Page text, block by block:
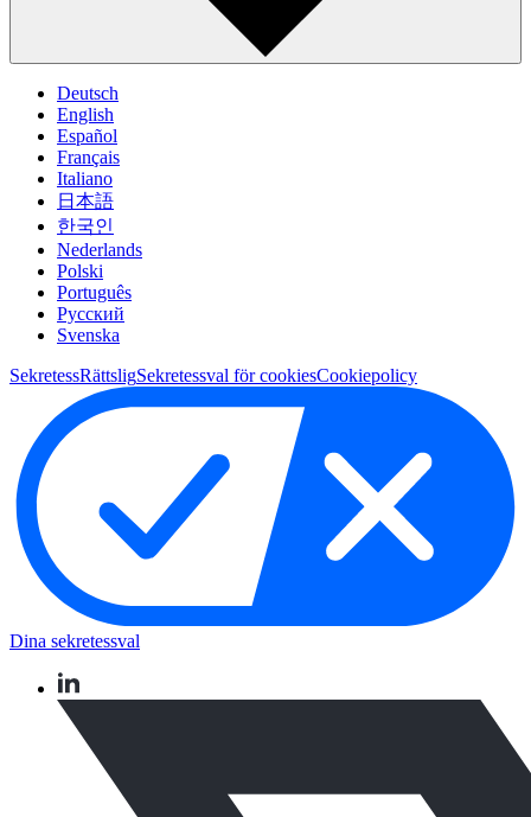
Deutsch
English
Español
Français
Italiano
日本語
한국인
Nederlands
Polski
Português
Pусский
Svenska
SekretessRättsligSekretessval för cookiesCookiepolicy
Dina sekretessval